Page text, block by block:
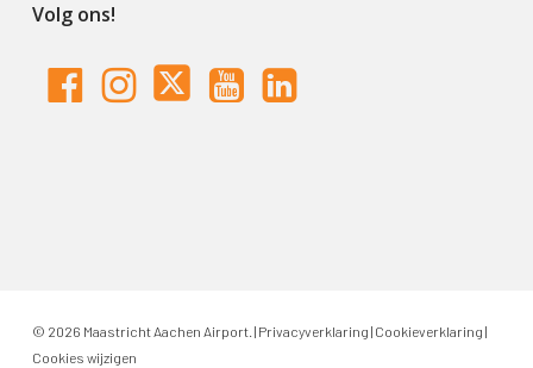
Volg ons!
© 2026 Maastricht Aachen Airport. |Privacyverklaring | Cookieverklaring |
Cookies wijzigen